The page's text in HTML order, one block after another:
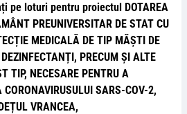
pe loturi pentru proiectul DOTAREA
PREUNIVERSITAR DE STAT CU
MEDICALĂ DE TIP MĂȘTI DE
PRECUM ȘI ALTE
TIP, NECESARE PENTRU A
CORONAVIRUSULUI SARS-COV-2,
VRANCEA,